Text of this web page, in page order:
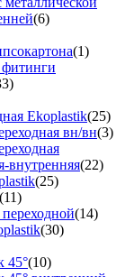
(6)
(1)
Ekoplastik(25)
вн/вн(3)
внутренняя(22)
(25)
(11)
(14)
(30)
45°(10)